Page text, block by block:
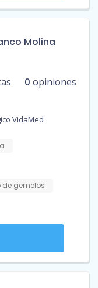
Molina
0 opiniones
VidaMed
de gemelos